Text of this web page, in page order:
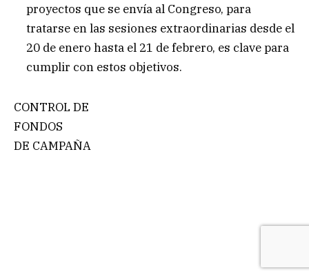
proyectos que se envía al Congreso, para
tratarse en las sesiones extraordinarias desde el
20 de enero hasta el 21 de febrero, es clave para
cumplir con estos objetivos.
CONTROL DE
FONDOS
DE CAMPAÑA